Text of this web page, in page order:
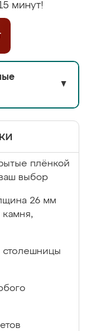
минут!
▼
плёнкой
выбор
26 мм
камня,